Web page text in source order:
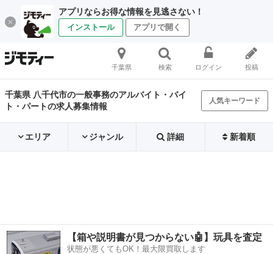
アプリならお得な情報を見逃さない！
インストール アプリで開く
千葉県 検索 ログイン 投稿
千葉県 八千代市の一般事務のアルバイト・バイ
ト・パートの求人募集情報
人気キーワード
エリア ジャンル 詳細 新着順
【箱や説明書が見つからない🤖】玩具を査定
状態が悪くてもOK！最大限買取します